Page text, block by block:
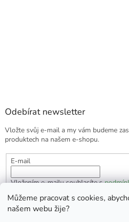
Můžeme pracovat s cookies,
našem webu žije?
Odebírat newsletter
Vložte svůj e-mail a my vám budeme
produktech na našem e-shopu.
E-mail
Vložením e-mailu souhlasíte s
PŘIHLÁSIT SE